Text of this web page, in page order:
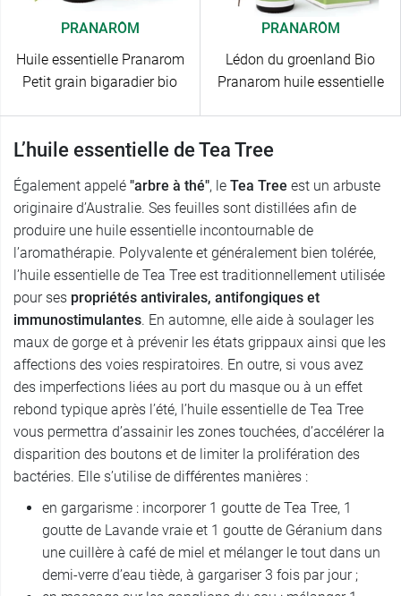
PRANARÔM
Huile essentielle Pranarom
Petit grain bigaradier bio
PRANARÔM
Lédon du groenland Bio
Pranarom huile essentielle
L’huile essentielle de Tea Tree
Également appelé "arbre à thé", le Tea Tree est un arbuste
originaire d’Australie. Ses feuilles sont distillées afin de
produire une huile essentielle incontournable de
l’aromathérapie. Polyvalente et généralement bien tolérée,
l’huile essentielle de Tea Tree est traditionnellement utilisée
pour ses propriétés antivirales, antifongiques et
immunostimulantes. En automne, elle aide à soulager les
maux de gorge et à prévenir les états grippaux ainsi que les
affections des voies respiratoires. En outre, si vous avez
des imperfections liées au port du masque ou à un effet
rebond typique après l’été, l’huile essentielle de Tea Tree
vous permettra d’assainir les zones touchées, d’accélérer la
disparition des boutons et de limiter la prolifération des
bactéries. Elle s’utilise de différentes manières :
en gargarisme : incorporer 1 goutte de Tea Tree, 1
goutte de Lavande vraie et 1 goutte de Géranium dans
une cuillère à café de miel et mélanger le tout dans un
demi-verre d’eau tiède, à gargariser 3 fois par jour ;